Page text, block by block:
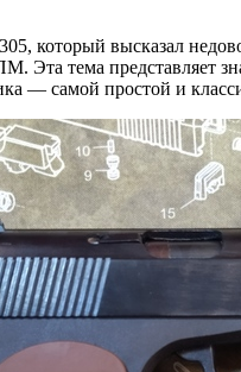
который высказал
Эта тема представляет
— самой простой и